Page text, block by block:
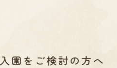
入園をご検討の方へ